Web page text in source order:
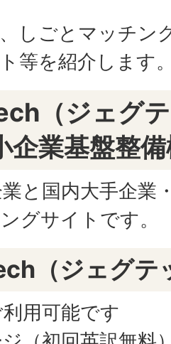
しごとマッチン
等を紹介します
（ジェグ
企業基盤整
と国内大手企業
グサイトです。
（ジェグテ
用可能です